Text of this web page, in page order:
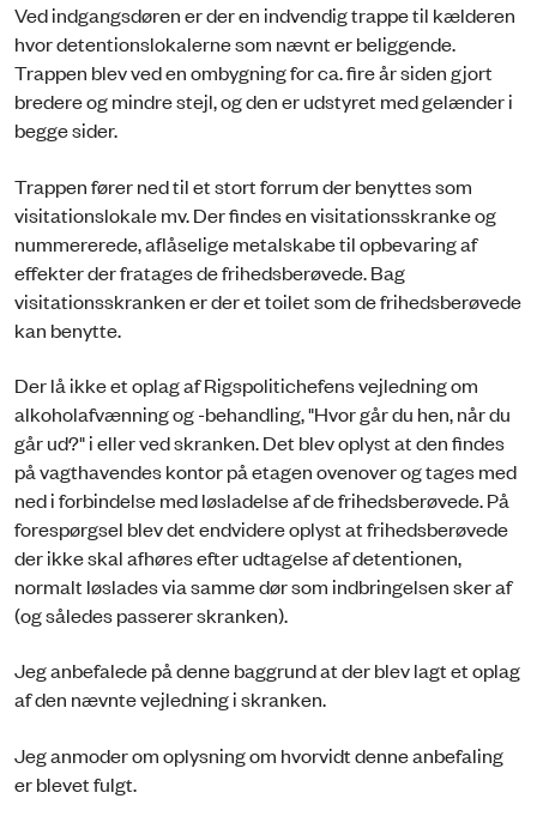
Ved indgangsdøren er der en indvendig trappe til kælderen
hvor detentionslokalerne som nævnt er beliggende.
Trappen blev ved en ombygning for ca. fire år siden gjort
bredere og mindre stejl, og den er udstyret med gelænder i
begge sider.
Trappen fører ned til et stort forrum der benyttes som
visitationslokale mv. Der findes en visitationsskranke og
nummererede, aflåselige metalskabe til opbevaring af
effekter der fratages de frihedsberøvede. Bag
visitationsskranken er der et toilet som de frihedsberøvede
kan benytte.
Der lå ikke et oplag af Rigspolitichefens vejledning om
alkoholafvænning og -behandling, "Hvor går du hen, når du
går ud?" i eller ved skranken. Det blev oplyst at den findes
på vagthavendes kontor på etagen ovenover og tages med
ned i forbindelse med løsladelse af de frihedsberøvede. På
forespørgsel blev det endvidere oplyst at frihedsberøvede
der ikke skal afhøres efter udtagelse af detentionen,
normalt løslades via samme dør som indbringelsen sker af
(og således passerer skranken).
Jeg anbefalede på denne baggrund at der blev lagt et oplag
af den nævnte vejledning i skranken.
Jeg anmoder om oplysning om hvorvidt denne anbefaling
er blevet fulgt.